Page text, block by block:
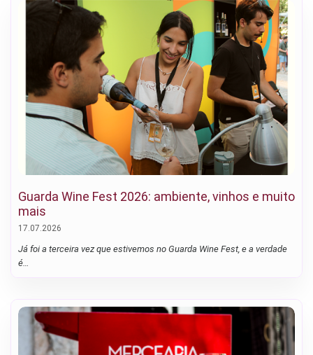
Guarda Wine Fest 2026: ambiente, vinhos e muito
mais
17.07.2026
Já foi a terceira vez que estivemos no Guarda Wine Fest, e a verdade
é…